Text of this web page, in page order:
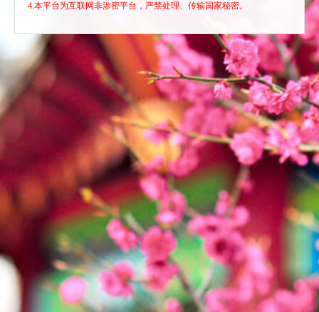
4.本平台为互联网非涉密平台，严禁处理、传输国家秘密。